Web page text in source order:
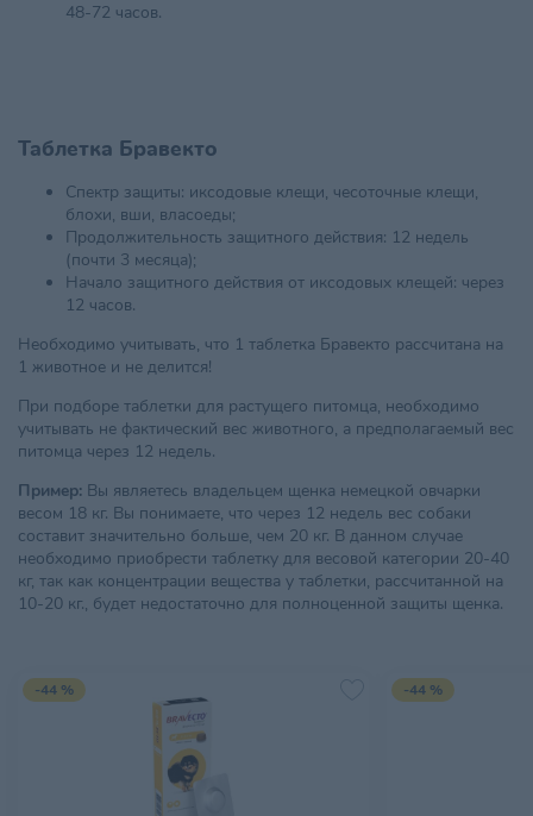
48-72 часов.
Таблетка Бравекто
Спектр защиты: иксодовые клещи, чесоточные клещи,
блохи, вши, власоеды;
Продолжительность защитного действия: 12 недель
(почти 3 месяца);
Начало защитного действия от иксодовых клещей: через
12 часов.
Необходимо учитывать, что 1 таблетка Бравекто рассчитана на
1 животное и не делится!
При подборе таблетки для растущего питомца, необходимо
учитывать не фактический вес животного, а предполагаемый вес
питомца через 12 недель.
Пример: Вы являетесь владельцем щенка немецкой овчарки
весом 18 кг. Вы понимаете, что через 12 недель вес собаки
составит значительно больше, чем 20 кг. В данном случае
необходимо приобрести таблетку для весовой категории 20-40
кг, так как концентрации вещества у таблетки, рассчитанной на
10-20 кг., будет недостаточно для полноценной защиты щенка.
-44 % -44 %